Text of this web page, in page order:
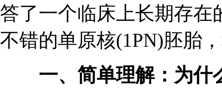
答了一个临床上长期存在
不错的单原核(1PN)胚胎
一、简单理解：为什